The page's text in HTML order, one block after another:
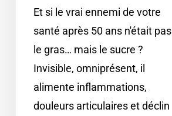
Et si le vrai ennemi de votre
santé après 50 ans n'était pas
le gras… mais le sucre ?
Invisible, omniprésent, il
alimente inflammations,
douleurs articulaires et déclin